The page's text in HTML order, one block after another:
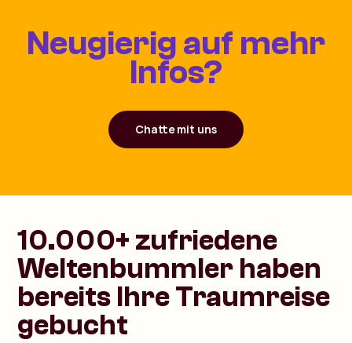
Neugierig auf mehr
Infos?
Chatte mit uns
10.000+ zufriedene
Weltenbummler haben
bereits Ihre Traumreise
gebucht